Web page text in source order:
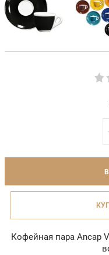
Кофейная пара Ancap